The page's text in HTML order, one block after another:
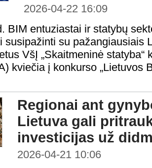
2026-04-22 16:09
BIM entuziastai ir statybų
susipažinti su pažangiausiais
VšĮ „Skaitmeninė statyba“
kviečia į konkurso „Lietuvos
Regionai ant
Lietuva gali
investicijas už
2026-04-21 10:06